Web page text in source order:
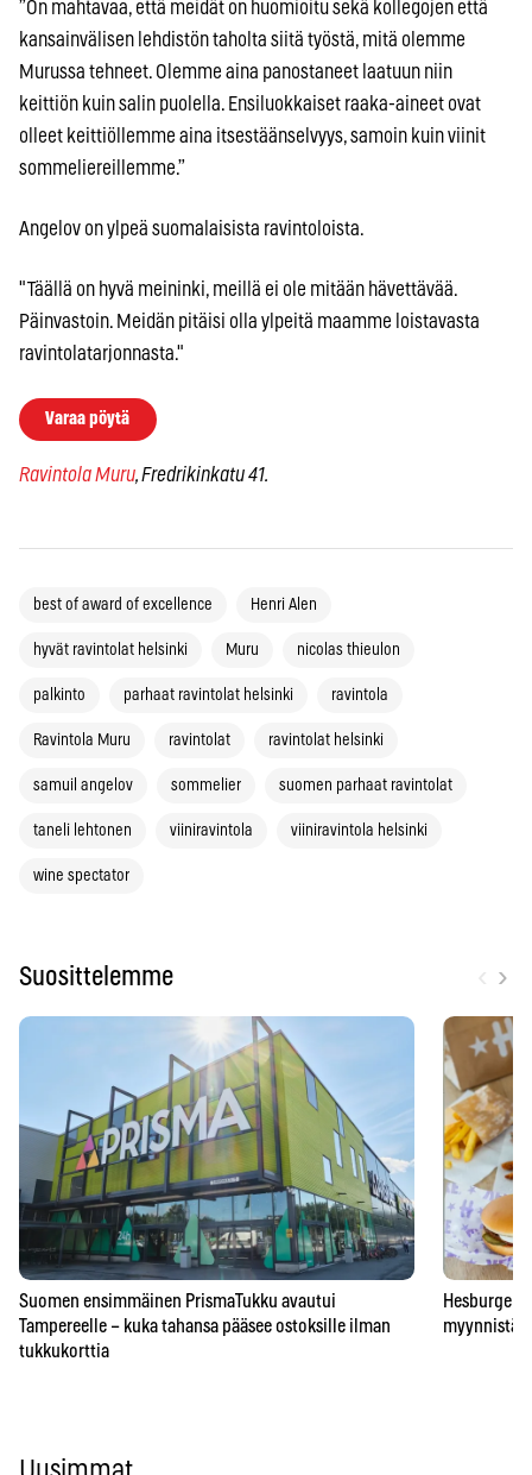
”On mahtavaa, että meidät on huomioitu sekä kollegojen että
kansainvälisen lehdistön taholta siitä työstä, mitä olemme
Murussa tehneet. Olemme aina panostaneet laatuun niin
keittiön kuin salin puolella. Ensiluokkaiset raaka-aineet ovat
olleet keittiöllemme aina itsestäänselvyys, samoin kuin viinit
sommeliereillemme.”
Angelov on ylpeä suomalaisista ravintoloista.
"Täällä on hyvä meininki, meillä ei ole mitään hävettävää.
Päinvastoin. Meidän pitäisi olla ylpeitä maamme loistavasta
ravintolatarjonnasta."
Varaa pöytä
Ravintola Muru, Fredrikinkatu 41.
best of award of excellence Henri Alen
hyvät ravintolat helsinki Muru nicolas thieulon
palkinto parhaat ravintolat helsinki ravintola
Ravintola Muru ravintolat ravintolat helsinki
samuil angelov sommelier suomen parhaat ravintolat
taneli lehtonen viiniravintola viiniravintola helsinki
wine spectator
Suosittelemme ›
Suomen ensimmäinen PrismaTukku avautui
Tampereelle – kuka tahansa pääsee ostoksille ilman
tukkukorttia
myynnistä